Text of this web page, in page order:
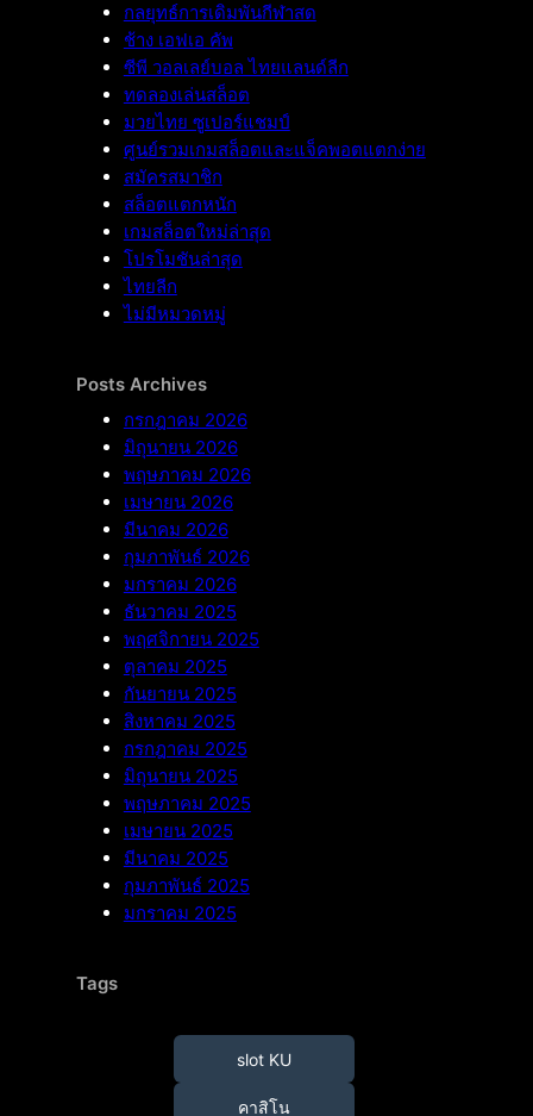
กลยุทธ์การเดิมพันกีฬาสด
ช้าง เอฟเอ คัพ
ซีพี วอลเลย์บอล ไทยแลนด์ลีก
ทดลองเล่นสล็อต
มวยไทย ซูเปอร์แชมป์
ศูนย์รวมเกมสล็อตและแจ็คพอตแตกง่าย
สมัครสมาชิก
สล็อตแตกหนัก
เกมสล็อตใหม่ล่าสุด
โปรโมชันล่าสุด
ไทยลีก
ไม่มีหมวดหมู่
Posts Archives
กรกฎาคม 2026
มิถุนายน 2026
พฤษภาคม 2026
เมษายน 2026
มีนาคม 2026
กุมภาพันธ์ 2026
มกราคม 2026
ธันวาคม 2025
พฤศจิกายน 2025
ตุลาคม 2025
กันยายน 2025
สิงหาคม 2025
กรกฎาคม 2025
มิถุนายน 2025
พฤษภาคม 2025
เมษายน 2025
มีนาคม 2025
กุมภาพันธ์ 2025
มกราคม 2025
Tags
slot KU
คาสิโน